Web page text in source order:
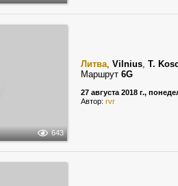
643
Литва, Vilnius, T.
Маршрут 6G
27 августа 2018 г.,
Автор: rvr